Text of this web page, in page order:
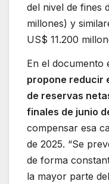
del nivel de fines
millones) y
US$ 11.200
En el documento
propone reducir
de reservas
finales de junio
compensar esa
de 2025. “Se
de forma
la mayor parte